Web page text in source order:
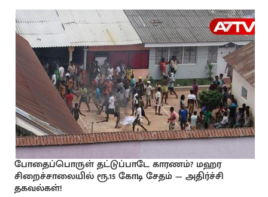
போதைப்பொருள் தட்டுப்பாடே காரணம்? மஹர
சிறைச்சாலையில் ரூ.15 கோடி சேதம் — அதிர்ச்சி
தகவல்கள்!